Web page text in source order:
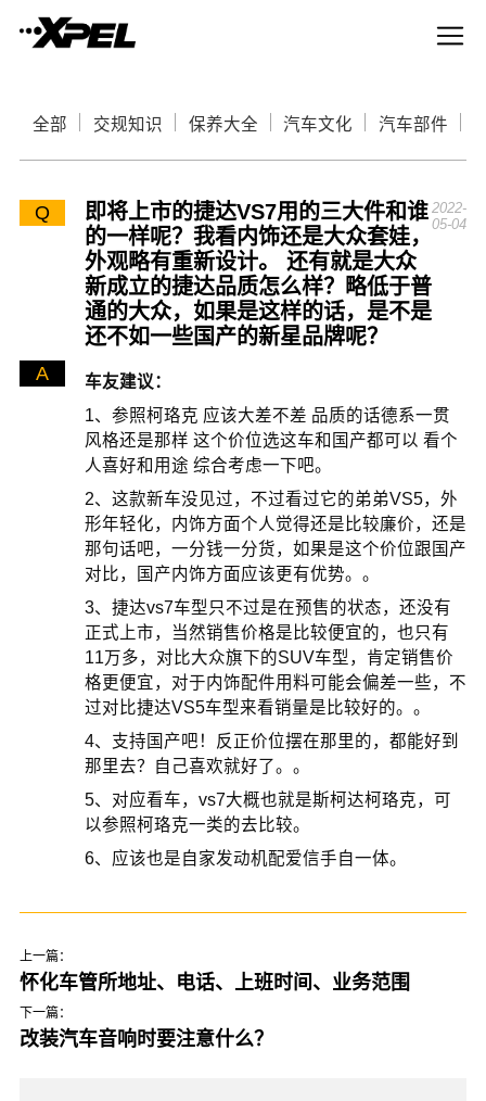
全部 交规知识 保养大全 汽车文化 汽车部件
Q
即将上市的捷达VS7用的三大件和谁
的一样呢？我看内饰还是大众套娃，
外观略有重新设计。 还有就是大众
新成立的捷达品质怎么样？略低于普
通的大众，如果是这样的话，是不是
还不如一些国产的新星品牌呢？
2022-
05-04
A
车友建议：
1、参照柯珞克 应该大差不差 品质的话德系一贯
风格还是那样 这个价位选这车和国产都可以 看个
人喜好和用途 综合考虑一下吧。
2、这款新车没见过，不过看过它的弟弟VS5，外
形年轻化，内饰方面个人觉得还是比较廉价，还是
那句话吧，一分钱一分货，如果是这个价位跟国产
对比，国产内饰方面应该更有优势。。
3、捷达vs7车型只不过是在预售的状态，还没有
正式上市，当然销售价格是比较便宜的，也只有
11万多，对比大众旗下的SUV车型，肯定销售价
格更便宜，对于内饰配件用料可能会偏差一些，不
过对比捷达VS5车型来看销量是比较好的。。
4、支持国产吧！反正价位摆在那里的，都能好到
那里去？自己喜欢就好了。。
5、对应看车，vs7大概也就是斯柯达柯珞克，可
以参照柯珞克一类的去比较。
6、应该也是自家发动机配爱信手自一体。
上一篇：
怀化车管所地址、电话、上班时间、业务范围
下一篇：
改装汽车音响时要注意什么？